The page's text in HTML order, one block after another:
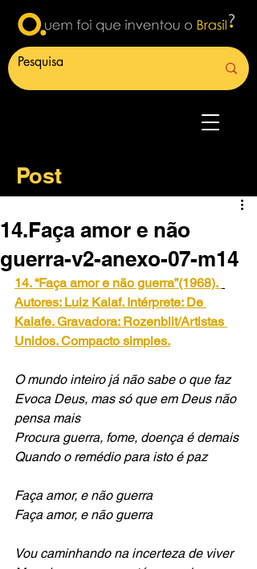
Post
14.Faça amor e não
guerra-v2-anexo-07-m14
14. “Faça amor e não guerra”(1968).
Autores: Luiz Kalaf. Intérprete: De
Kalafe. Gravadora: Rozenblit/Artistas
Unidos. Compacto simples.
O mundo inteiro já não sabe o que faz
Evoca Deus, mas só que em Deus não
pensa mais
Procura guerra, fome, doença é demais
Quando o remédio para isto é paz
Faça amor, e não guerra
Faça amor, e não guerra
Vou caminhando na incerteza de viver